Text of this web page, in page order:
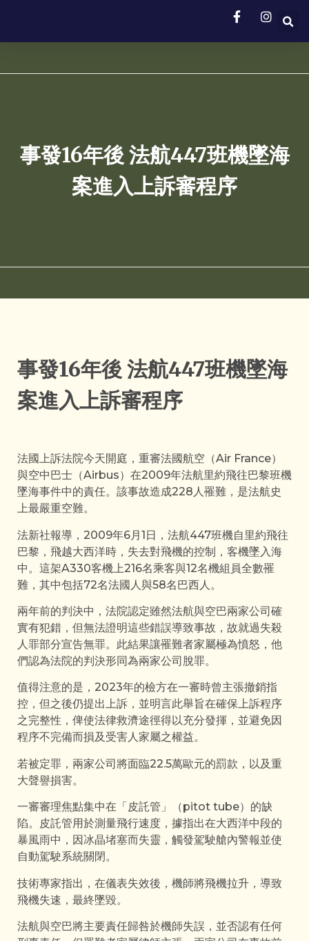
事發16年後 法航447班機墜海
案進入上訴審程序
事發16年後 法航447班機墜海
案進入上訴審程序
法國上訴法院今天開庭，重審法國航空（Air France）
與空中巴士（Airbus）在2009年法航里約飛往巴黎班機
墜海事件中的責任。該事故造成228人罹難，是法航史
上最嚴重空難。
法新社報導，2009年6月1日，法航447班機自里約飛往
巴黎，飛越大西洋時，失去對飛機的控制，客機墜入海
中。這架A330客機上216名乘客與12名機組員全數罹
難，其中包括72名法國人與58名巴西人。
兩年前的判決中，法院認定雖然法航與空巴兩家公司確
實有犯錯，但無法證明這些錯誤導致事故，故就過失殺
人罪部分宣告無罪。此結果讓罹難者家屬極為憤怒，他
們認為法院的判決形同為兩家公司脫罪。
值得注意的是，2023年的檢方在一審時曾主張撤銷指
控，但之後仍提出上訴，並明言此舉旨在確保上訴程序
之完整性，俾使法律救濟途徑得以充分發揮，並避免因
程序不完備而損及受害人家屬之權益。
若被定罪，兩家公司將面臨22.5萬歐元的罰款，以及重
大聲譽損害。
一審審理焦點集中在「皮託管」（pitot tube）的缺
陷。皮託管用於測量飛行速度，據指出在大西洋中段的
暴風雨中，因冰晶堵塞而失靈，觸發駕駛艙內警報並使
自動駕駛系統關閉。
技術專家指出，在儀表失效後，機師將飛機拉升，導致
飛機失速，最終墜毀。
法航與空巴將主要責任歸咎於機師失誤，並否認有任何